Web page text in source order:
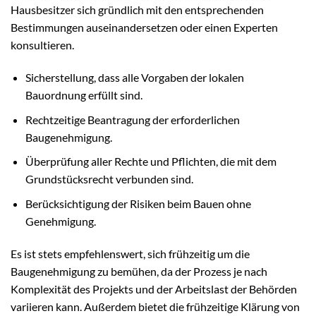
Hausbesitzer sich gründlich mit den entsprechenden
Bestimmungen auseinandersetzen oder einen Experten
konsultieren.
Sicherstellung, dass alle Vorgaben der lokalen
Bauordnung erfüllt sind.
Rechtzeitige Beantragung der erforderlichen
Baugenehmigung.
Überprüfung aller Rechte und Pflichten, die mit dem
Grundstücksrecht verbunden sind.
Berücksichtigung der Risiken beim Bauen ohne
Genehmigung.
Es ist stets empfehlenswert, sich frühzeitig um die
Baugenehmigung zu bemühen, da der Prozess je nach
Komplexität des Projekts und der Arbeitslast der Behörden
variieren kann. Außerdem bietet die frühzeitige Klärung von